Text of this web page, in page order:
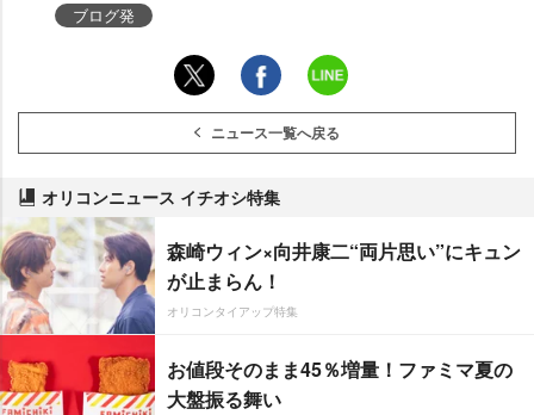
ブログ発
ニュース一覧へ戻る
オリコンニュース イチオシ特集
森崎ウィン×向井康二“両片思い”にキュン
が止まらん！
オリコンタイアップ特集
お値段そのまま45％増量！ファミマ夏の
大盤振る舞い